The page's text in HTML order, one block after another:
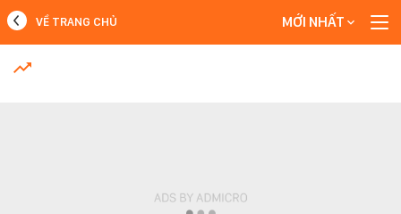
MỚI NHẤT
VỀ TRANG CHỦ MỚI NHẤT